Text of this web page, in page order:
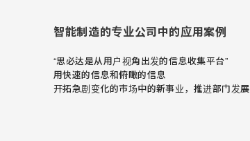
智能制造的专业公司中的应用案例
“思必达是从用户视角出发的信息收集平台”
用快速的信息和俯瞰的信息
开拓急剧变化的市场中的新事业，推进部门发展